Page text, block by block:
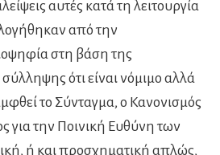
αυτές κατά τη λειτουργία
από την
στη βάση της
ότι είναι νόμιμο αλλά
το Σύνταγμα, ο Κανονισμός
για την Ποινική Ευθύνη των
ή και προσχηματική απλώς,